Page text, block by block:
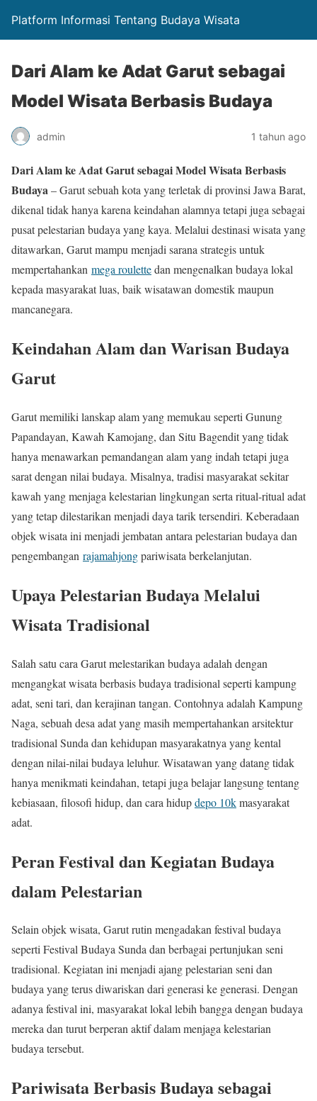
Platform Informasi Tentang Budaya Wisata
Dari Alam ke Adat Garut sebagai
Model Wisata Berbasis Budaya
admin 1 tahun ago
Dari Alam ke Adat Garut sebagai Model Wisata Berbasis
Budaya– Garut sebuah kota yang terletak di provinsi Jawa Barat,
dikenal tidak hanya karena keindahan alamnya tetapi juga sebagai
pusat pelestarian budaya yang kaya. Melalui destinasi wisata yang
ditawarkan, Garut mampu menjadi sarana strategis untuk
mempertahankan mega roulettedan mengenalkan budaya lokal
kepada masyarakat luas, baik wisatawan domestik maupun
mancanegara.
Keindahan Alam dan Warisan Budaya
Garut
Garut memiliki lanskap alam yang memukau seperti Gunung
Papandayan, Kawah Kamojang, dan Situ Bagendit yang tidak
hanya menawarkan pemandangan alam yang indah tetapi juga
sarat dengan nilai budaya. Misalnya, tradisi masyarakat sekitar
kawah yang menjaga kelestarian lingkungan serta ritual-ritual adat
yang tetap dilestarikan menjadi daya tarik tersendiri. Keberadaan
objek wisata ini menjadi jembatan antara pelestarian budaya dan
pengembangan rajamahjongpariwisata berkelanjutan.
Upaya Pelestarian Budaya Melalui
Wisata Tradisional
Salah satu cara Garut melestarikan budaya adalah dengan
mengangkat wisata berbasis budaya tradisional seperti kampung
adat, seni tari, dan kerajinan tangan. Contohnya adalah Kampung
Naga, sebuah desa adat yang masih mempertahankan arsitektur
tradisional Sunda dan kehidupan masyarakatnya yang kental
dengan nilai-nilai budaya leluhur. Wisatawan yang datang tidak
hanya menikmati keindahan, tetapi juga belajar langsung tentang
kebiasaan, filosofi hidup, dan cara hidupdepo 10kmasyarakat
adat.
Peran Festival dan Kegiatan Budaya
dalam Pelestarian
Selain objek wisata, Garut rutin mengadakan festival budaya
seperti Festival Budaya Sunda dan berbagai pertunjukan seni
tradisional. Kegiatan ini menjadi ajang pelestarian seni dan
budaya yang terus diwariskan dari generasi ke generasi. Dengan
adanya festival ini, masyarakat lokal lebih bangga dengan budaya
mereka dan turut berperan aktif dalam menjaga kelestarian
budaya tersebut.
Pariwisata Berbasis Budaya sebagai